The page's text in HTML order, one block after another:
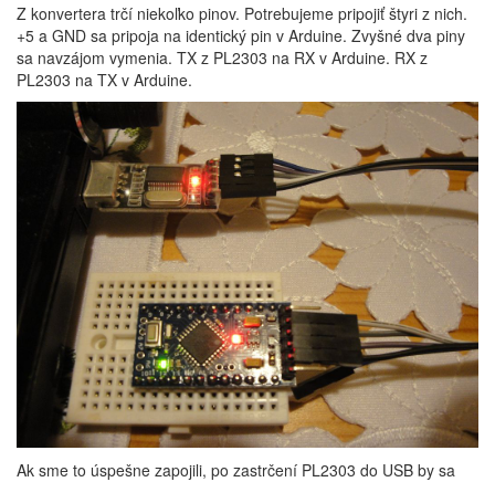
Z konvertera trčí niekoľko pinov. Potrebujeme pripojiť štyri z nich.
+5 a GND sa pripoja na identický pin v Arduine. Zvyšné dva piny
sa navzájom vymenia. TX z PL2303 na RX v Arduine. RX z
PL2303 na TX v Arduine.
Ak sme to úspešne zapojili, po zastrčení PL2303 do USB by sa